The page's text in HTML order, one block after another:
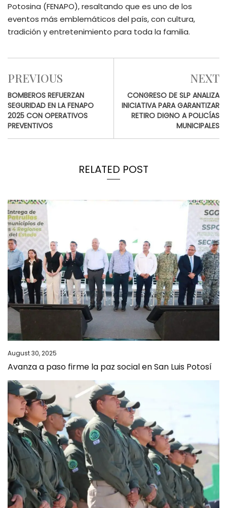
Potosina (FENAPO), resaltando que es uno de los
eventos más emblemáticos del país, con cultura,
tradición y entretenimiento para toda la familia.
PREVIOUS
BOMBEROS REFUERZAN
SEGURIDAD EN LA FENAPO
2025 CON OPERATIVOS
PREVENTIVOS
NEXT
CONGRESO DE SLP ANALIZA
INICIATIVA PARA GARANTIZAR
RETIRO DIGNO A POLICÍAS
MUNICIPALES
RELATED POST
August 30, 2025
Avanza a paso firme la paz social en San Luis Potosí